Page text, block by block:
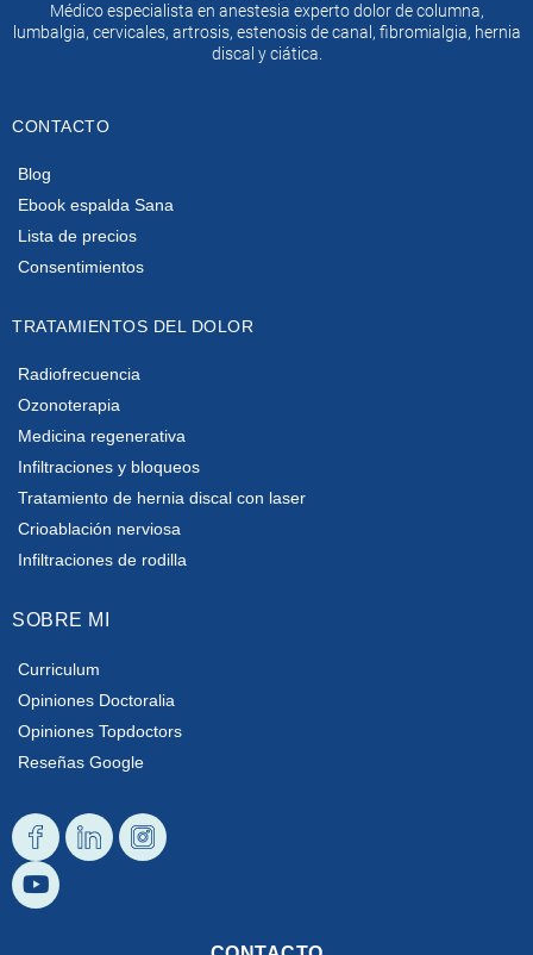
Médico especialista en anestesia experto dolor de columna,
lumbalgia, cervicales, artrosis, estenosis de canal, fibromialgia, hernia
discal y ciática.
CONTACTO
Blog
Ebook espalda Sana
Lista de precios
Consentimientos
TRATAMIENTOS DEL DOLOR
Radiofrecuencia
Ozonoterapia
Medicina regenerativa
Infiltraciones y bloqueos
Tratamiento de hernia discal con laser
Crioablación nerviosa
Infiltraciones de rodilla
SOBRE MI
Curriculum
Opiniones Doctoralia
Opiniones Topdoctors
Reseñas Google
Diseño
Facebook
Diseño
Linkedin
Diseño
Instagram
Youtube